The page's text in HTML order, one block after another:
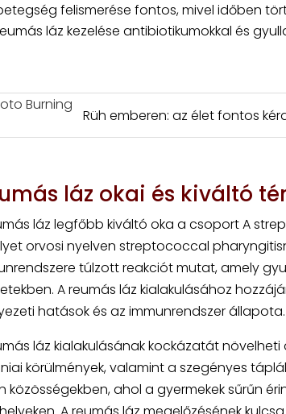
felismerése fontos, mivel időben
láz kezelése antibiotikumokkal és
Rüh emberen: az élet fontos
láz okai és kiváltó
láz legfőbb kiváltó oka a csoport A
orvosi nyelven streptococcal
túlzott reakciót mutat, amely
A reumás láz kialakulásához
hatások és az immunrendszer állapota.
láz kialakulásának kockázatát
körülmények, valamint a szegényes
közösségekben, ahol a gyermekek sűrűn